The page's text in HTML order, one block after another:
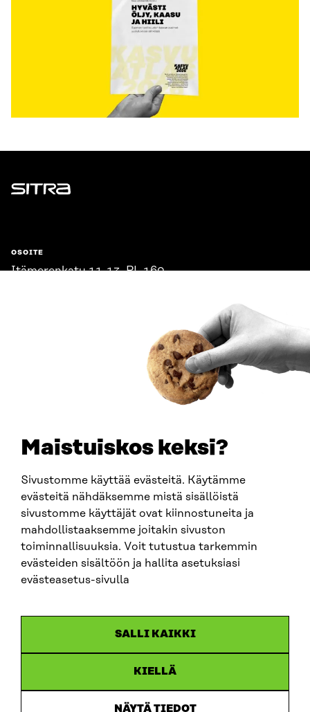
Maistuiskos keksi?
Sivustomme käyttää evästeitä. Käytämme
evästeitä nähdäksemme mistä sisällöistä
sivustomme käyttäjät ovat kiinnostuneita ja
mahdollistaaksemme joitakin sivuston
toiminnallisuuksia. Voit tutustua tarkemmin
evästeiden sisältöön ja hallita asetuksiasi
evästeasetus-sivulla
SALLI KAIKKI
KIELLÄ
NÄYTÄ TIEDOT
Sitra
OSOITE
Itämerenkatu 11-13, PL 160,
SITRA SOSIAALISESSA MEDIASSA
LinkedIn
Instagram
YouTube